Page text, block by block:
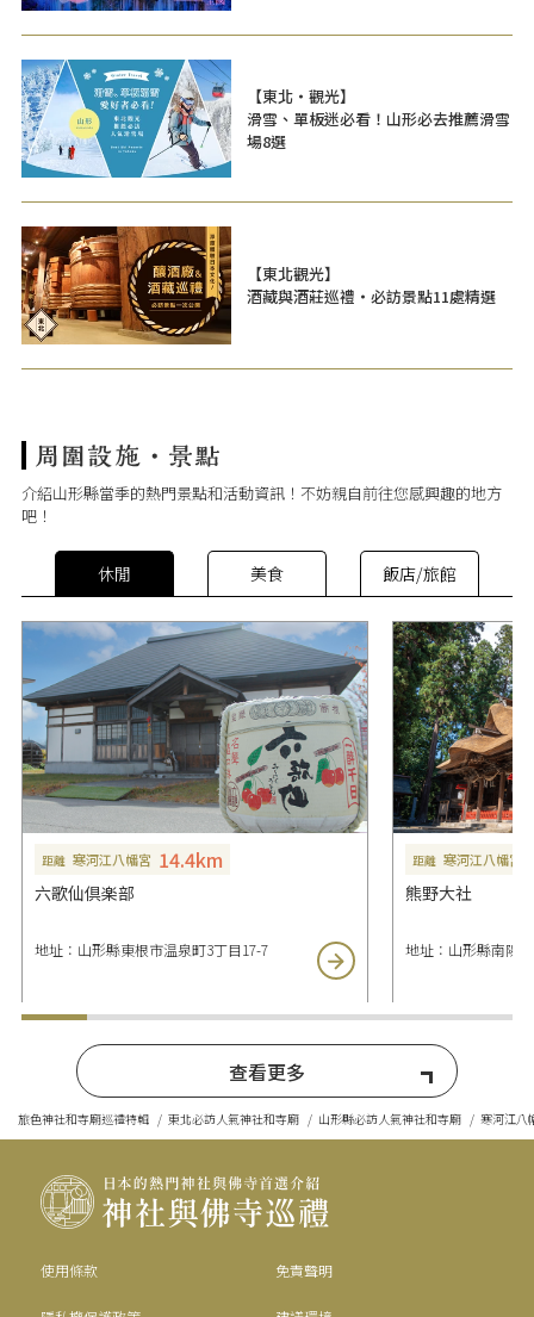
【東北・觀光】
滑雪、單板迷必看！山形必去推薦滑雪
場8選
【東北觀光】
酒藏與酒莊巡禮・必訪景點11處精選
介紹山形縣當季的熱門景點和活動資訊！不妨親自前往您感興趣的地方
吧！
休閒 美食 飯店/旅館
距離 寒河江八幡宮 14.4km
六歌仙倶楽部
地址：山形縣東根市温泉町3丁目17-7
距離 寒河江八幡宮
熊野大社
地址：山形縣南陽
查看更多
旅色神社和寺廟巡禮特輯 東北必訪人氣神社和寺廟 山形縣必訪人氣神社和寺廟 寒河江八
使用條款 免責聲明